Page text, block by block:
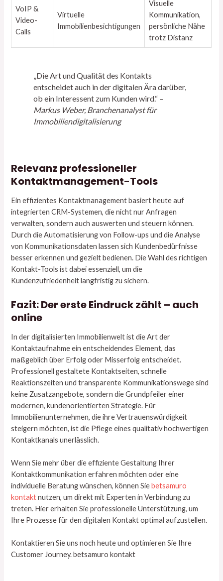
VoIP &
Video-
Calls
Virtuelle
Immobilienbesichtigungen
Visuelle
Kommunikation,
persönliche Nähe
trotz Distanz
„Die Art und Qualität des Kontakts
entscheidet auch in der digitalen Ära darüber,
ob ein Interessent zum Kunden wird.“ –
Markus Weber, Branchenanalyst für
Immobiliendigitalisierung
Relevanz professioneller
Kontaktmanagement-Tools
Ein effizientes Kontaktmanagement basiert heute auf
integrierten CRM-Systemen, die nicht nur Anfragen
verwalten, sondern auch auswerten und steuern können.
Durch die Automatisierung von Follow-ups und die Analyse
von Kommunikationsdaten lassen sich Kundenbedürfnisse
besser erkennen und gezielt bedienen. Die Wahl des richtigen
Kontakt-Tools ist dabei essenziell, um die
Kundenzufriedenheit langfristig zu sichern.
Fazit: Der erste Eindruck zählt – auch
online
In der digitalisierten Immobilienwelt ist die Art der
Kontaktaufnahme ein entscheidendes Element, das
maßgeblich über Erfolg oder Misserfolg entscheidet.
Professionell gestaltete Kontaktseiten, schnelle
Reaktionszeiten und transparente Kommunikationswege sind
keine Zusatzangebote, sondern die Grundpfeiler einer
modernen, kundenorientierten Strategie. Für
Immobilienunternehmen, die ihre Vertrauenswürdigkeit
steigern möchten, ist die Pflege eines qualitativ hochwertigen
Kontaktkanals unerlässlich.
Wenn Sie mehr über die effiziente Gestaltung Ihrer
Kontaktkommunikation erfahren möchten oder eine
individuelle Beratung wünschen, können Siebetsamuro
kontaktnutzen, um direkt mit Experten in Verbindung zu
treten. Hier erhalten Sie professionelle Unterstützung, um
Ihre Prozesse für den digitalen Kontakt optimal aufzustellen.
Kontaktieren Sie uns noch heute und optimieren Sie Ihre
Customer Journey. betsamuro kontakt